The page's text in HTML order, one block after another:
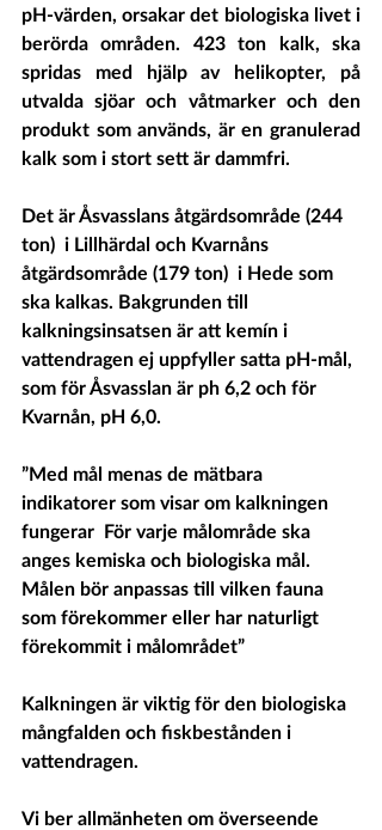
pH-värden, orsakar det biologiska livet i
berörda områden. 423 ton kalk, ska
spridas med hjälp av helikopter, på
utvalda sjöar och våtmarker och den
produkt som används, är en granulerad
kalk som i stort sett är dammfri.
Det är Åsvasslans åtgärdsområde (244
ton)  i Lillhärdal och Kvarnåns
åtgärdsområde (179 ton)  i Hede som
ska kalkas. Bakgrunden till
kalkningsinsatsen är att kemín i
vattendragen ej uppfyller satta pH-mål,
som för Åsvasslan är ph 6,2 och för
Kvarnån, pH 6,0.
”Med mål menas de mätbara
indikatorer som visar om kalkningen
fungerar  För varje målområde ska
anges kemiska och biologiska mål.
Målen bör anpassas till vilken fauna
som förekommer eller har naturligt
förekommit i målområdet”
Kalkningen är viktig för den biologiska
mångfalden och fiskbestånden i
vattendragen.
Vi ber allmänheten om överseende